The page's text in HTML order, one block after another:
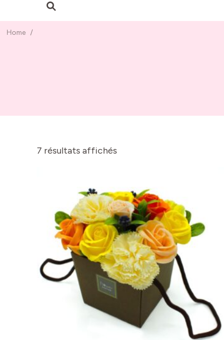
Home /
7 résultats affichés